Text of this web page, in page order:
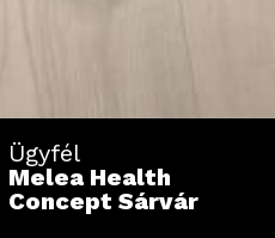
Ügyfél
Melea Health
Concept Sárvár